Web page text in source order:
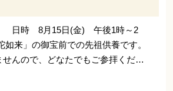
時 8月15日(金) 午後1時～2
来」の御宝前での先祖供養です。
せんので、どなたでもご参拝くだ…